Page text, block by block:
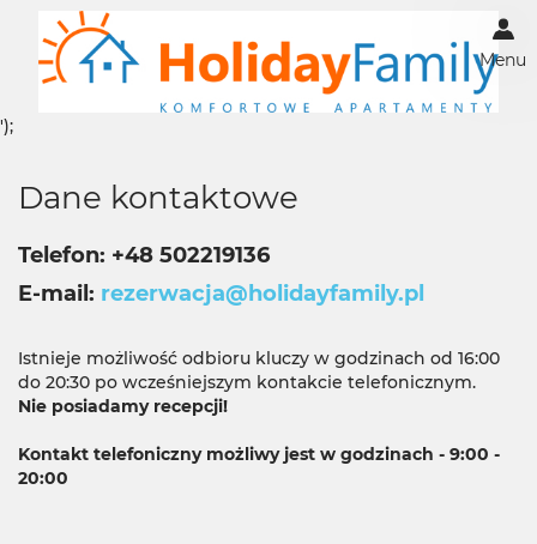
');
Menu
Dane kontaktowe
Telefon +48 502219136
E-mail
rezerwacja@holidayfamily.pl
Istnieje możliwość odbioru kluczy w godzinach od 16:00
do 20:30 po wcześniejszym kontakcie telefonicznym.
Nie posiadamy recepcji!
Kontakt telefoniczny możliwy jest w godzinach - 9:00 -
20:00